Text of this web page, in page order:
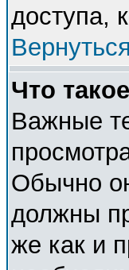
доступа,
Что
Важные
Обычно
должны
же как и